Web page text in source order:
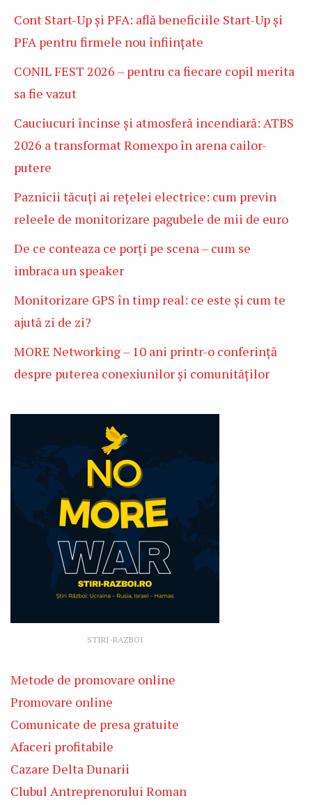
Cont Start-Up și PFA: află beneficiile Start-Up și
PFA pentru firmele nou înființate
CONIL FEST 2026 – pentru ca fiecare copil merita
sa fie vazut
Cauciucuri încinse și atmosferă incendiară: ATBS
2026 a transformat Romexpo în arena cailor-
putere
Paznicii tăcuți ai rețelei electrice: cum previn
releele de monitorizare pagubele de mii de euro
De ce conteaza ce porți pe scena – cum se
imbraca un speaker
Monitorizare GPS în timp real: ce este și cum te
ajută zi de zi?
MORE Networking – 10 ani printr-o conferință
despre puterea conexiunilor și comunităților
STIRI-RAZBOI
Metode de promovare online
Promovare online
Comunicate de presa gratuite
Afaceri profitabile
Cazare Delta Dunarii
Clubul Antreprenorului Roman